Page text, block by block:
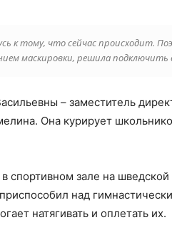
к тому, что сейчас происходит.
маскировки, решила подключить
– заместитель
Она курирует
спортивном зале на
над
натягивать и оплетать их.